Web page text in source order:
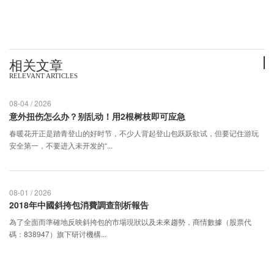
相关文章
RELEVANT ARTICLES
意外扭伤怎么办？别乱动！用2根树枝即可应急
春暖花开正是踏青登山的好时节，不少人背起登山包跃跃欲试，但要记住游玩
安全第一，不要进入未开发的“...
08-04 / 2026
2018年中國斜挎包消費調查剖析報告
為了全面而準確地反映斜挎包的市場現狀以及未來趨勢，商情數據（股票代
碼：838947）旗下研讨機構...
08-01 / 2026